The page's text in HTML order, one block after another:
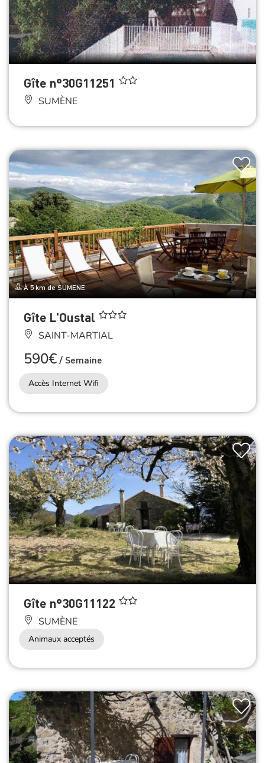
Gîte n°30G11251
SUMÈNE
À 5 km de SUMENE
Gîte L'Oustal
SAINT-MARTIAL
590€/Semaine
Accès Internet Wifi
Gîte n°30G11122
SUMÈNE
Animaux acceptés